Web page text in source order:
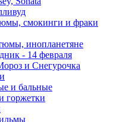
смокинги и фраки
инопланетяне
- 14 февраля
и Снегурочка
и бальные
горжетки